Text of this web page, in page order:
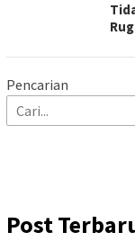
Pencarian
Post